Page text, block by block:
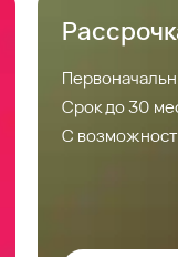
Срок до 30
С